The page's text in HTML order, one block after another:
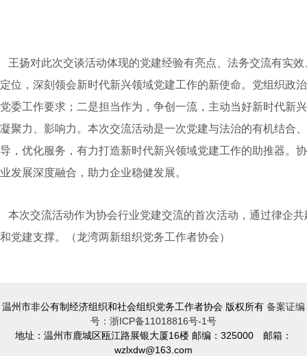
王扬对此次交谈活动体现的党建经验有亮点、法务交流有实
定位，深刻领会新时代新兴领域党建工作的新使命。党组织政
党委工作要求；二是担当作为，争创一流，主动当好新时代新
凝聚力、影响力。本次交流活动是一次党建与法治的有机结合
导，优化服务，有力打造新时代新兴领域党建工作的助推器。
业发展深度融合，助力企业稳健发展。
本次交流活动作为协会行业党建交流的首次活动，通过律企
和党建支撑。（龙湾两新组织党务工作者协会）
温州市非公有制经济组织和社会组织党务工作者协会 版权所有 备案证编
号：浙ICP备11018816号-1号
地址：温州市鹿城区瓯江路展银大厦16楼 邮编：325000 邮箱：
wzlxdw@163.com